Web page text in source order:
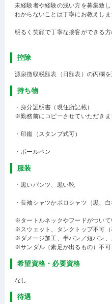
未経験者や経験の浅い方を募集致し
わからないことは丁寧にお教えし
明るく笑顔で丁寧な接客ができる方
控除
源泉徴収税額表（日額表）の丙欄を
持ち物
・身分証明書（現住所記載）
※勤務前にコピーさせていただきま
・印鑑（スタンプ式可）
・ボールペン
服装
・黒いパンツ、黒い靴
・長袖シャツかポロシャツ（黒、白
※タートルネックやフードがついて
※スウェット、タンクトップ不可（
※ダメージ加工、半パン／短パン
※サンダル（素足が出るもの）不
希望資格・必要資格
なし
待遇